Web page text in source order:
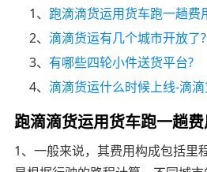
1、 跑滴滴货运用货车跑一趟费
2、滴滴货运有几个城市开放了?
3、有哪些四轮小件送货平台?
4、滴滴货运什么时候上线-滴
跑滴滴货运用货车跑一趟
1、一般来说，其费用构成包括里